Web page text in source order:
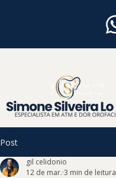
Dentista
Especialista em ATM
e Dor Orofacial em
Osasco
Post
gil celidonio
12 de mar. 3 min de leitura